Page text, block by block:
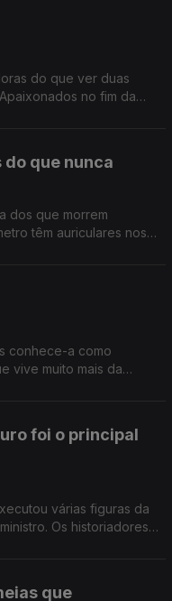
do que ver duas
no fim da
que nunca
dos que morrem
têm auriculares nos
conhece-a como
vive muito mais da
foi o principal
várias figuras da
Os historiadores
que